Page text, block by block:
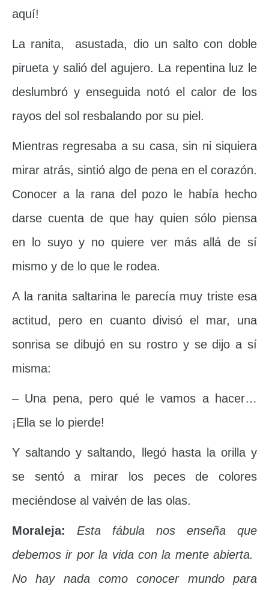
aquí!
La ranita, asustada, dio un salto con doble
pirueta y salió del agujero. La repentina luz le
deslumbró y enseguida notó el calor de los
rayos del sol resbalando por su piel.
Mientras regresaba a su casa, sin ni siquiera
mirar atrás, sintió algo de pena en el corazón.
Conocer a la rana del pozo le había hecho
darse cuenta de que hay quien sólo piensa
en lo suyo y no quiere ver más allá de sí
mismo y de lo que le rodea.
A la ranita saltarina le parecía muy triste esa
actitud, pero en cuanto divisó el mar, una
sonrisa se dibujó en su rostro y se dijo a sí
misma:
– Una pena, pero qué le vamos a hacer…
¡Ella se lo pierde!
Y saltando y saltando, llegó hasta la orilla y
se sentó a mirar los peces de colores
meciéndose al vaivén de las olas.
Moraleja:
Esta fábula nos enseña que
debemos ir por la vida con la mente abierta.
No hay nada como conocer mundo para